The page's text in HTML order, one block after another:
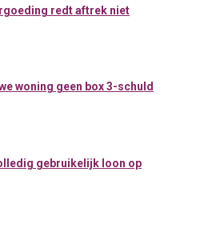
redt aftrek niet
woning geen box 3-schuld
gebruikelijk loon op